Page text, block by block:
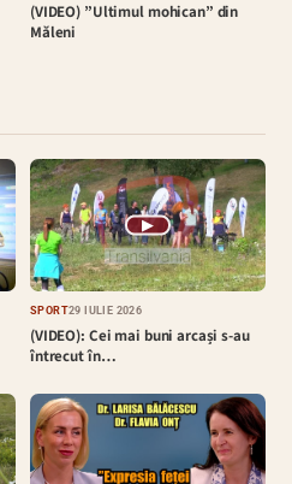
(VIDEO) ”Ultimul mohican” din
Măleni
▶
SPORT29 IULIE 2026
(VIDEO): Cei mai buni arcași s-au
întrecut în…